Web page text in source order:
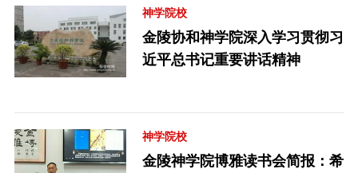
神学院校
金陵协和神学院深入学习贯彻习
近平总书记重要讲话精神
神学院校
金陵神学院博雅读书会简报：希